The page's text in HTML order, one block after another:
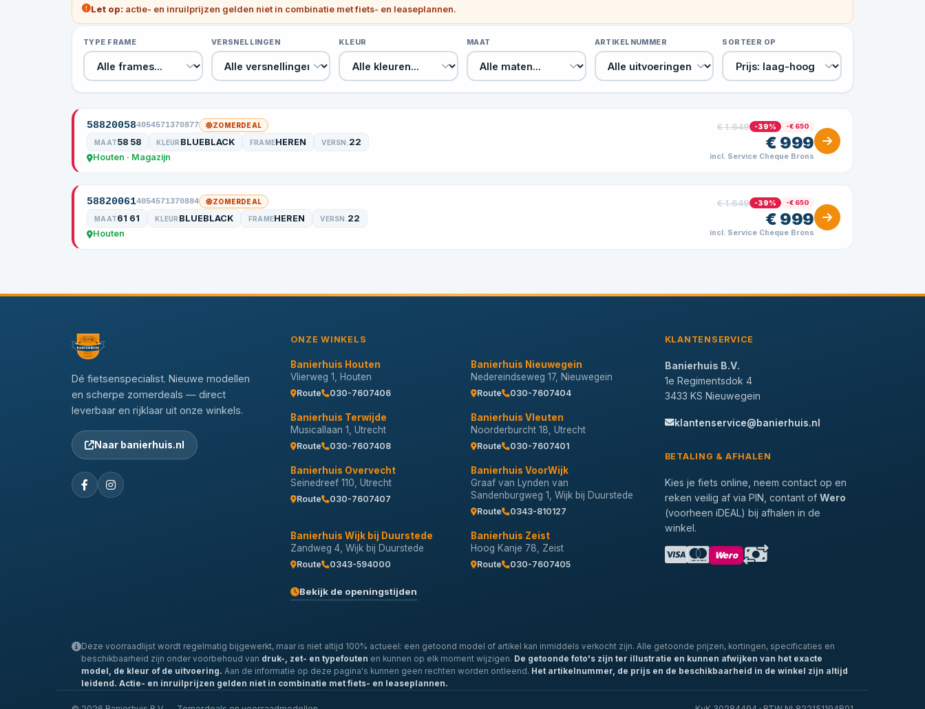
Let op: actie- en inruilprijzen gelden niet in combinatie met fiets- en leaseplannen.
TYPE FRAME VERSNELLINGEN KLEUR MAAT ARTIKELNUMMER SORTEER OP
588200584054571370877 ZOMERDEAL
MAAT58 58 KLEUR BLUEBLACK FRAMEHEREN VERSN. 22
Houten · Magazijn
€ 1.649 -39% -€ 650
€ 999
incl. Service Cheque Brons
588200614054571370884 ZOMERDEAL
MAAT61 61 KLEUR BLUEBLACK FRAMEHEREN VERSN. 22
Houten
€ 1.649 -39% -€ 650
€ 999
incl. Service Cheque Brons
Dé fietsenspecialist. Nieuwe modellen
en scherpe zomerdeals — direct
leverbaar en rijklaar uit onze winkels.
Naar banierhuis.nl
ONZE WINKELS
Banierhuis Houten
Vlierweg 1, Houten
Route 030-7607406
Banierhuis Nieuwegein
Nedereindseweg 17, Nieuwegein
Route 030-7607404
Banierhuis Terwijde
Musicallaan 1, Utrecht
Route 030-7607408
Banierhuis Vleuten
Noorderburcht 18, Utrecht
Route 030-7607401
Banierhuis Overvecht
Seinedreef 110, Utrecht
Route 030-7607407
Banierhuis VoorWijk
Graaf van Lynden van
Sandenburgweg 1, Wijk bij Duurstede
Route 0343-810127
Banierhuis Wijk bij Duurstede
Zandweg 4, Wijk bij Duurstede
Route 0343-594000
Banierhuis Zeist
Hoog Kanje 78, Zeist
Route 030-7607405
Bekijk de openingstijden
KLANTENSERVICE
Banierhuis B.V.
1e Regimentsdok 4
3433 KS Nieuwegein
klantenservice@banierhuis.nl
BETALING & AFHALEN
Kies je fiets online, neem contact op en
reken veilig af via PIN, contant of Wero
(voorheen iDEAL) bij afhalen in de
winkel.
Wero
Deze voorraadlijst wordt regelmatig bijgewerkt, maar is niet altijd 100% actueel: een getoond model of artikel kan inmiddels verkocht zijn. Alle getoonde prijzen, kortingen, specificaties en
beschikbaarheid zijn onder voorbehoud van druk-, zet- en typefouten en kunnen op elk moment wijzigen. De getoonde foto's zijn ter illustratie en kunnen afwijken van het exacte
model, de kleur of de uitvoering. Aan de informatie op deze pagina's kunnen geen rechten worden ontleend. Het artikelnummer, de prijs en de beschikbaarheid in de winkel zijn altijd
leidend. Actie- en inruilprijzen gelden niet in combinatie met fiets- en leaseplannen.